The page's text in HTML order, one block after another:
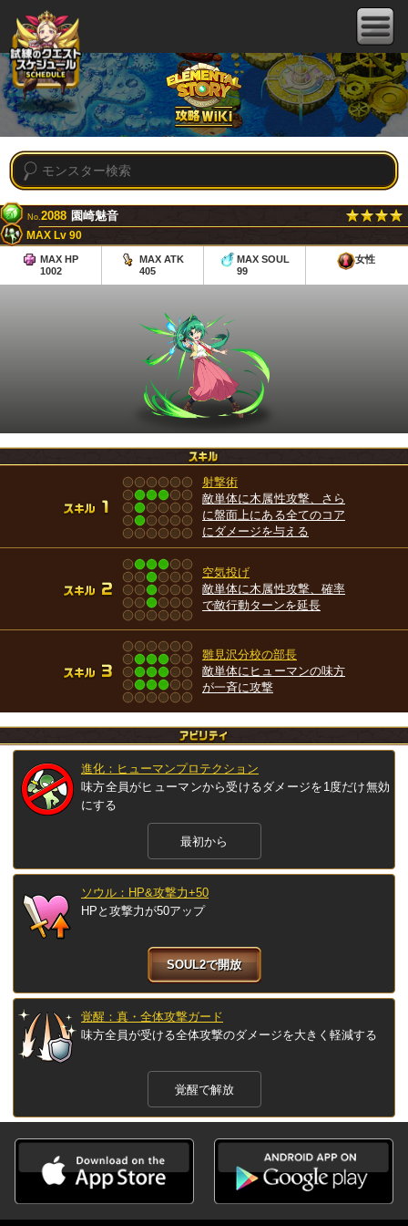
No.2088 園崎魅音
MAX Lv 90
MAX HP
1002
MAX ATK
405
MAX SOUL
99
女性
射撃術
敵単体に木属性攻撃、さら
に盤面上にある全てのコア
にダメージを与える
空気投げ
敵単体に木属性攻撃、確率
で敵行動ターンを延長
雛見沢分校の部長
敵単体にヒューマンの味方
が一斉に攻撃
進化：ヒューマンプロテクション
味方全員がヒューマンから受けるダメージを1度だけ無効
にする
最初から
ソウル：HP&攻撃力+50
HPと攻撃力が50アップ
SOUL2で開放
覚醒：真・全体攻撃ガード
味方全員が受ける全体攻撃のダメージを大きく軽減する
覚醒で解放